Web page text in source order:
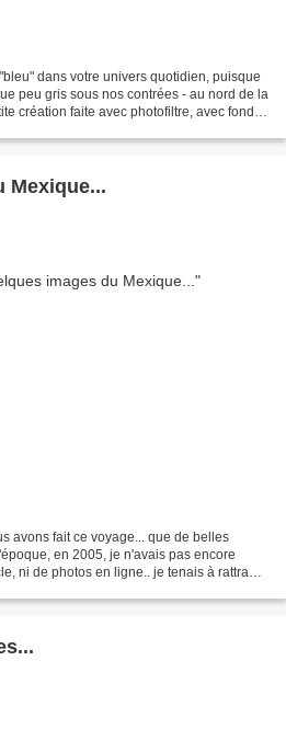
dans votre univers quotidien, puisque
peu gris sous nos contrées - au nord de la
création faite avec photofiltre, avec fondu
Mexique...
avons fait ce voyage... que de belles
en 2005, je n'avais pas encore
ni de photos en ligne.. je tenais à rattraper